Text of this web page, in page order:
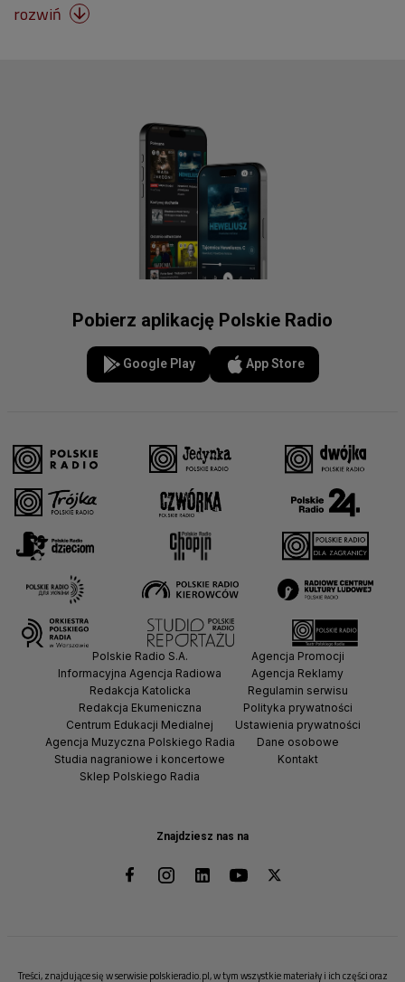
rozwiń 
Pobierz aplikację Polskie Radio
Google Play App Store
Znajdziesz nas na
Polskie Radio S.A.
Informacyjna Agencja Radiowa
Redakcja Katolicka
Redakcja Ekumeniczna
Centrum Edukacji Medialnej
Agencja Muzyczna Polskiego Radia
Studia nagraniowe i koncertowe
Sklep Polskiego Radia
Agencja Promocji
Agencja Reklamy
Regulamin serwisu
Polityka prywatności
Ustawienia prywatności
Dane osobowe
Kontakt
Treści, znajdujące się w serwisie polskieradio.pl, w tym wszystkie materiały i ich części oraz